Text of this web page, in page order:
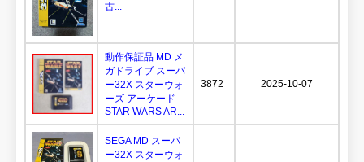
古...
動作保証品 MD メ
ガドライブ スーパ
ー32X スターウォ
ーズ アーケード
STAR WARS AR...
3872 2025-10-07
SEGA MD スーパ
ー32X スターウォ